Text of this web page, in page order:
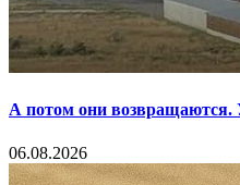
А потом они возвращаются.
06.08.2026